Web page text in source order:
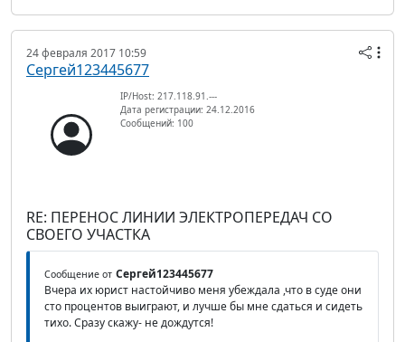
24 февраля 2017 10:59
Сергей123445677
IP/Host: 217.118.91.---
Дата регистрации: 24.12.2016
Сообщений: 100
RE: ПЕРЕНОС ЛИНИИ ЭЛЕКТРОПЕРЕДАЧ СО
СВОЕГО УЧАСТКА
Сообщение от Сергей123445677
Вчера их юрист настойчиво меня убеждала ,что в суде они
сто процентов выиграют, и лучше бы мне сдаться и сидеть
тихо. Сразу скажу- не дождутся!